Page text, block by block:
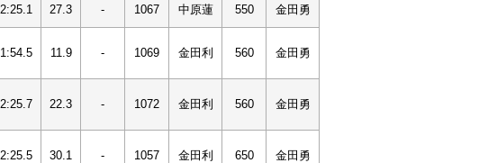
2:25.1 27.3 - 1067 中原蓮 550 金田勇
1:54.5 11.9 - 1069 金田利 560 金田勇
2:25.7 22.3 - 1072 金田利 560 金田勇
2:25.5 30.1 - 1057 金田利 650 金田勇